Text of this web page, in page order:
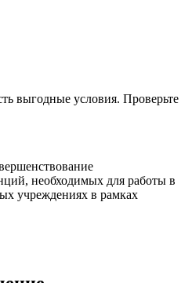
выгодные условия. Проверьте
необходимых для работы в
учреждениях в рамках